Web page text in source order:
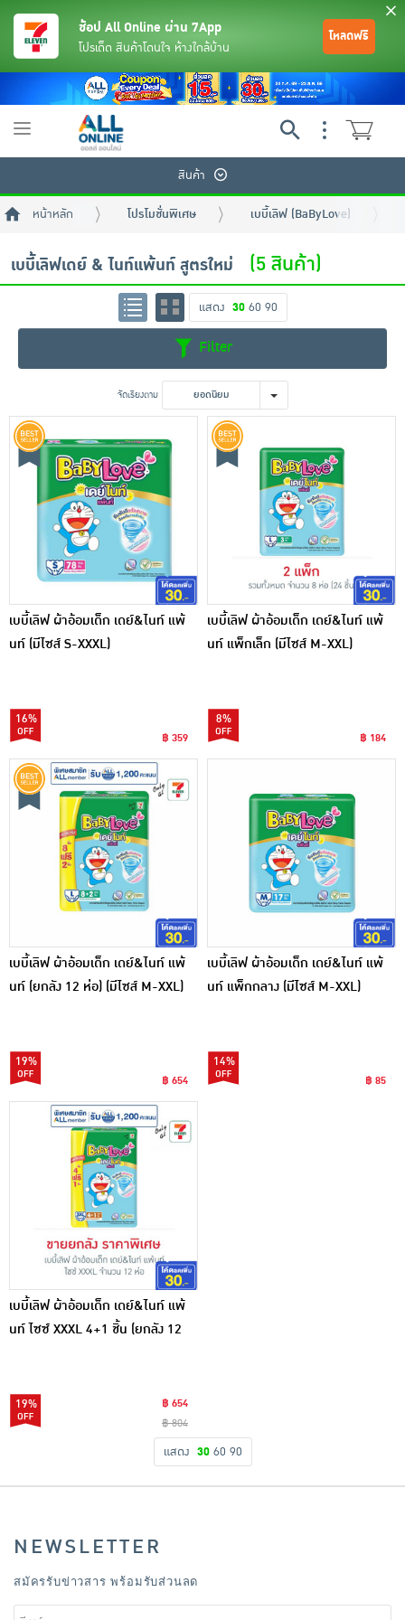
เครื่องปรุงรสและของแห้ง
ขนมขบเคี้ยว และช็อคโกแลต
อาหารสด ผัก ผลไม้และเบเกอรี่
ช้อป All Online ผ่าน 7App
โปรเด็ด สินค้าโดนใจ ห้างใกล้บ้าน
โหลดฟรี
Toggle
สินค้า
หน้าหลัก โปรโมชั่นพิเศษ เบบี้เลิฟ (BaByLove)
เบบี้เลิฟเดย์ & ไนท์แพ้นท์ สูตรใหม่ (5 สินค้า)
แสดง 30 60 90
Filter
จัดเรียงตาม ยอดนิยม
เบบี้เลิฟ ผ้าอ้อมเด็ก เดย์&ไนท์ แพ้
นท์ (มีไซส์ S-XXXL)
16%
฿ 359
เบบี้เลิฟ ผ้าอ้อมเด็ก เดย์&ไนท์ แพ้
นท์ แพ็กเล็ก (มีไซส์ M-XXL)
8%
฿ 184
เบบี้เลิฟ ผ้าอ้อมเด็ก เดย์&ไนท์ แพ้
นท์ (ยกลัง 12 ห่อ) (มีไซส์ M-XXL)
19%
฿ 654
เบบี้เลิฟ ผ้าอ้อมเด็ก เดย์&ไนท์ แพ้
นท์ แพ็กกลาง (มีไซส์ M-XXL)
14%
฿ 85
เบบี้เลิฟ ผ้าอ้อมเด็ก เดย์&ไนท์ แพ้
นท์ ไซซ์ XXXL 4+1 ชิ้น (ยกลัง 12
19%
฿ 654
฿ 804
แสดง 30 60 90
NEWSLETTER
สมัครรับข่าวสาร พร้อมรับส่วนลด